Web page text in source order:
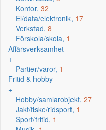
Kontor, 32
El/data/elektronik, 17
Verkstad, 8
Förskola/skola, 1
Affärsverksamhet
+
Partier/varor, 1
Fritid & hobby
+
Hobby/samlarobjekt, 27
Jakt/fiske/ridsport, 1
Sport/fritid, 1